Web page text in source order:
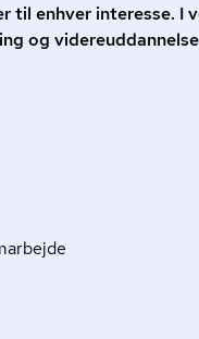
til enhver interesse. I
og